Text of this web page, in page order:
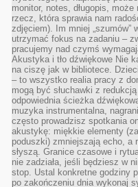
monitor, notes, długopis, może
rzecz, która sprawia nam
zdjęciem). Im mniej „szumów”
utrzymać fokus na zadaniu –
pracujemy nad czymś
Akustyka i tło dźwiękowe Nie
na ciszę jak w bibliotece.
– to wszystko realia pracy z
mogą być słuchawki z redukcją
odpowiednia ścieżka
muzyka instrumentalna,
często prowadzisz spotkania
akustykę: miękkie elementy
poduszki) zmniejszają echo, a
słyszą. Granice czasowe i
nie zadziała, jeśli będziesz w
stop. Ustal konkretne godziny
po zakończeniu dnia wykonaj